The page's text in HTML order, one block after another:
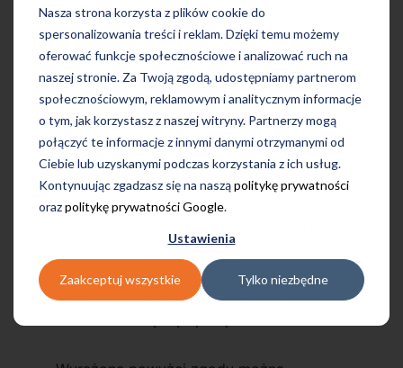
Nasza strona korzysta z plików cookie do
spersonalizowania treści i reklam. Dzięki temu możemy
oferować funkcje społecznościowe i analizować ruch na
naszej stronie. Za Twoją zgodą, udostępniamy partnerom
społecznościowym, reklamowym i analitycznym informacje
o tym, jak korzystasz z naszej witryny. Partnerzy mogą
połączyć te informacje z innymi danymi otrzymanymi od
Ciebie lub uzyskanymi podczas korzystania z ich usług.
Kontynuując zgadzasz się na nasząpolitykę prywatności
orazpolitykę prywatności Google.
Ustawienia
Zaakceptuj wszystkie Tylko niezbędne
Przechodząc dalej, wyrażam zgodę na
adresu e-mail w celu przedstawienia
oferty Tutore i Profilingua.
Administratorem przekazanych danych
osobowych jest Tutore Poland Sp. z o.o.